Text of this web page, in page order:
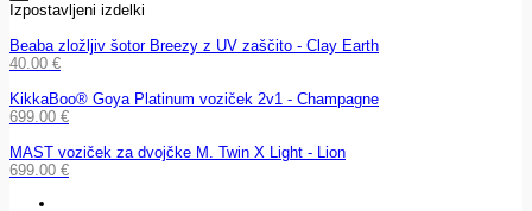
Izpostavljeni izdelki
Beaba zložljiv šotor Breezy z UV zaščito - Clay Earth
40.00 €
KikkaBoo® Goya Platinum voziček 2v1 - Champagne
699.00 €
MAST voziček za dvojčke M. Twin X Light - Lion
699.00 €